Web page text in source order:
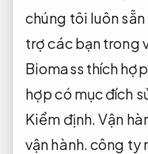
chúng tôi luôn
trợ các bạn trong
Biomass thích
hợp có mục đích
Kiểm định. Vận
vận hành. công ty